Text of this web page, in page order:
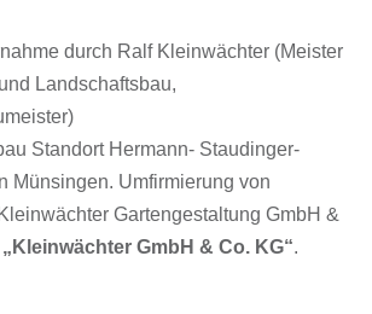
durch Ralf Kleinwächter (Meister
Landschaftsbau,
Standort Hermann- Staudinger-
Münsingen. Umfirmierung von
Gartengestaltung GmbH &
„Kleinwächter GmbH & Co. KG“.